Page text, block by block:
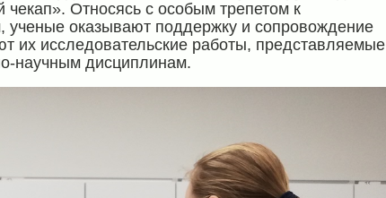
чекап». Относясь с особым трепетом к
ученые оказывают поддержку и сопровождение
их исследовательские работы, представляемые
научным дисциплинам.